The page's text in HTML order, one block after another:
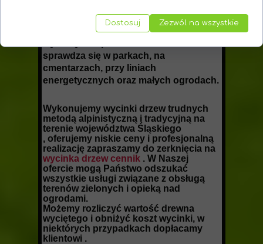
wycinkę drzew w miejscach o
utrudnionym dostępie, gdzie nie można
sprawdza się w parkach, na
cmentarzach, przy liniach
energetycznych oraz małych ogrodach.
Wykonujemy wycinki drzew trudnych
metodą alpinistyczną i tradycyjną na
terenie województwa Śląskiego
, oferujemy niskie ceny i profesjonalną
realizację zapraszamy do zerknięcia na
wycinka drzew cennik . W Naszej
ofercie mogą Państwo odszukać
wszystkie usługi związane z obsługą
terenów zielonych i opieką nad
ogrodami.
Możemy rozliczyć wartość drewna
wyciętego i obniżyć koszt wycinki, w
niektórych przypadkach dopłacamy
klientowi .
Dostosuj Zezwól na wszystkie